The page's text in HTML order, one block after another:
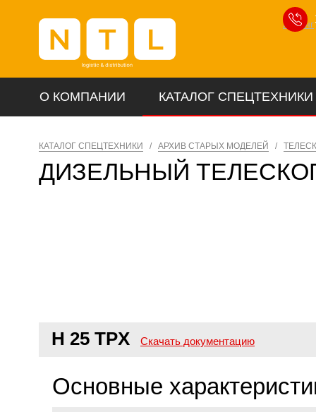
Лизинг
О КОМПАНИИ КАТАЛОГ СПЕЦТЕХНИКИ
КАТАЛОГ СПЕЦТЕХНИКИ / АРХИВ СТАРЫХ МОДЕЛЕЙ /
ДИЗЕЛЬНЫЙ
H 25 TPX Скачать документацию
Основные